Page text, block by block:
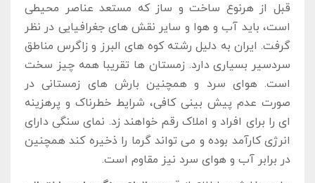
قبل از هرنوع ساخت ‌و ساز که مستعد عناصر محیطی
است، باید آب ‌و هوا و سایر نقش‌ های جغرافیایی در نظر
گرفت. ایران به دلیل رشته کوه ‌های البرز و زاگرس مناطق
سردسیر بسیاری دارد. زمستان ‌ها تقریبا همه چیز سخت
است. هوای سرد و همچنین بارش‌ های زمستانی در
صورت عدم پیش‌ بینی کافی، شرایط خطرناک و پرهزینه
‌ای را برای افراد و املاک رقم خواهند زد. نمای سنگی دارای
انرژی کارآمد بوده و می ‌تواند گرما را ذخیره کند همچنین
در برابر آب ‌و هوای سرد نیز مقاوم است.